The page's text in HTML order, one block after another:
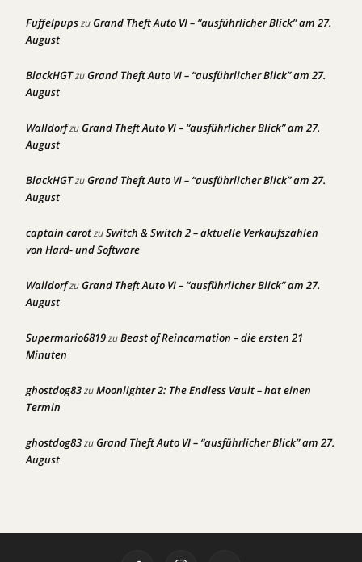
FuffelpupszuGrand Theft Auto VI – “ausführlicher Blick” am 27.
August
BlackHGTzuGrand Theft Auto VI – “ausführlicher Blick” am 27.
August
WalldorfzuGrand Theft Auto VI – “ausführlicher Blick” am 27.
August
BlackHGTzuGrand Theft Auto VI – “ausführlicher Blick” am 27.
August
captain carotzuSwitch & Switch 2 – aktuelle Verkaufszahlen
von Hard- und Software
WalldorfzuGrand Theft Auto VI – “ausführlicher Blick” am 27.
August
Supermario6819zuBeast of Reincarnation – die ersten 21
Minuten
ghostdog83zuMoonlighter 2: The Endless Vault – hat einen
Termin
ghostdog83zuGrand Theft Auto VI – “ausführlicher Blick” am 27.
August